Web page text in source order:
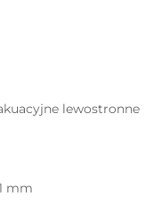
lewostronne
mm